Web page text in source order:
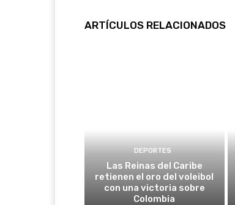
ARTÍCULOS RELACIONADOS
DEPORTES
Las Reinas del Caribe
retienen el oro del voleibol
con una victoria sobre
Colombia